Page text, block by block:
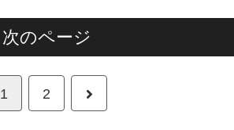
次のページ
1 2 次